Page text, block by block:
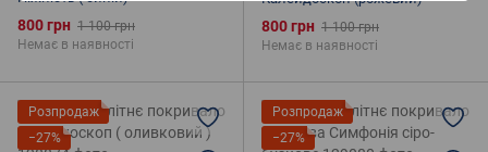
800 грн 1 100 грн
Немає в наявності
800 грн 1 100 грн
Немає в наявності
Розпродаж
−27%
Розпродаж
−27%